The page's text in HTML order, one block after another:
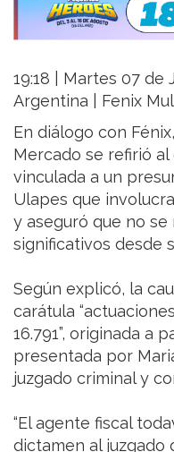
19:18 | Martes 07 de
Argentina | Fenix
En diálogo con
Mercado se refirió
vinculada a un
Ulapes que
y aseguró que no
significativos desde
Según explicó, la
carátula
16.791”, originada a
presentada por
juzgado criminal y
“El agente fiscal
dictamen al